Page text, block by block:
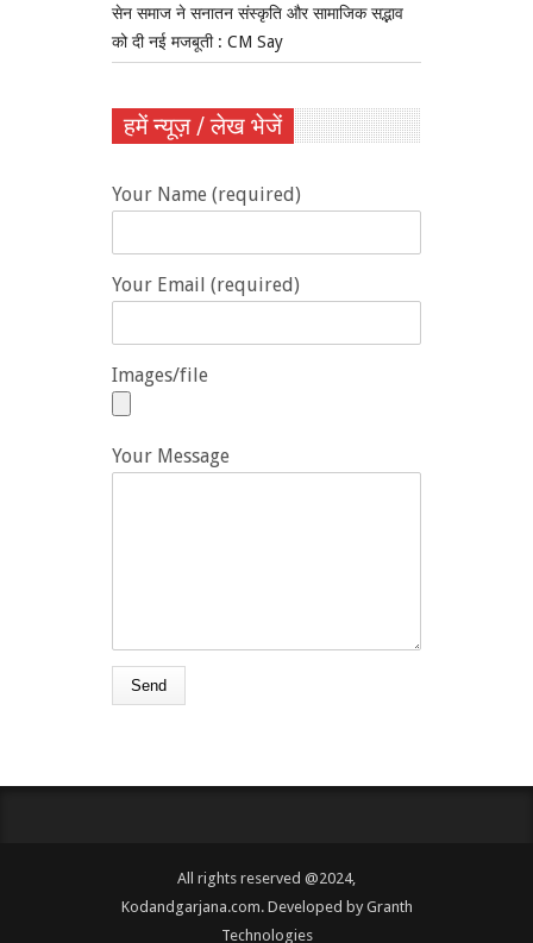
सेन समाज ने सनातन संस्कृति और सामाजिक सद्भाव
को दी नई मजबूती : CM Say
हमें न्यूज़ / लेख भेजें
Your Name (required)
Your Email (required)
Images/file
Your Message
All rights reserved @2024,
Kodandgarjana.com. Developed by Granth
Technologies